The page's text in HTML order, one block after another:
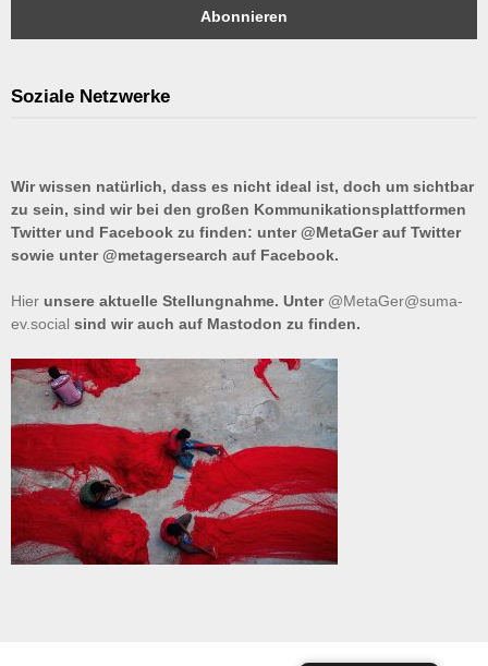
Soziale Netzwerke
Wir wissen natürlich, dass es nicht ideal ist, doch um sichtbar
zu sein, sind wir bei den großen Kommunikationsplattformen
Twitter und Facebook zu finden: unter @MetaGer auf Twitter
sowie unter @metagersearch auf Facebook.
Hier unsere aktuelle Stellungnahme. Unter @MetaGer@suma-
ev.social sind wir auch auf Mastodon zu finden.